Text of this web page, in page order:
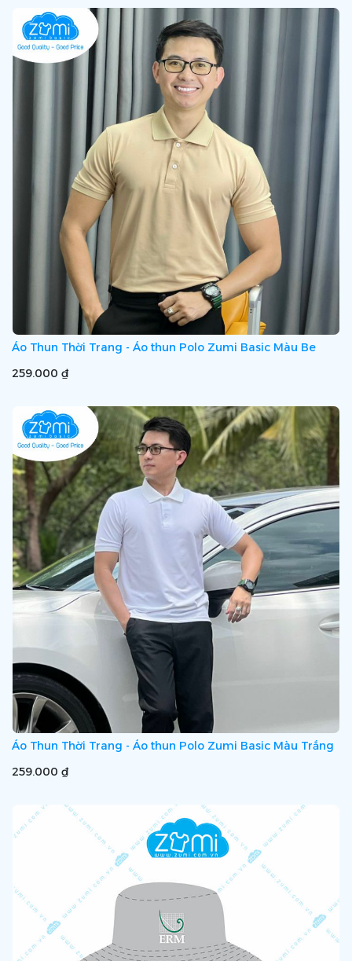
Áo Thun Thời Trang - Áo thun Polo Zumi Basic Màu Be
259.000 ₫
Áo Thun Thời Trang - Áo thun Polo Zumi Basic Màu Trắng
259.000 ₫